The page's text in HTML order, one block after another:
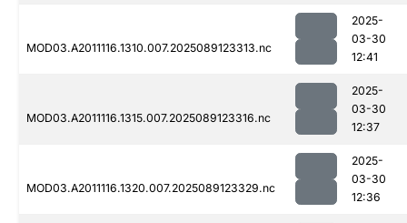
MOD03.A2011116.1310.007.2025089123313.nc
2025-
03-30
12:41
MOD03.A2011116.1315.007.2025089123316.nc
2025-
03-30
12:37
MOD03.A2011116.1320.007.2025089123329.nc
2025-
03-30
12:36